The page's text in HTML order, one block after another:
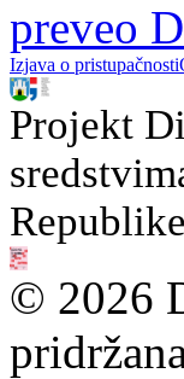
preveo
Izjava o pristupačnosti
Projekt
© 2026